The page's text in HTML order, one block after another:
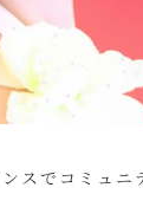
スでコミュニ